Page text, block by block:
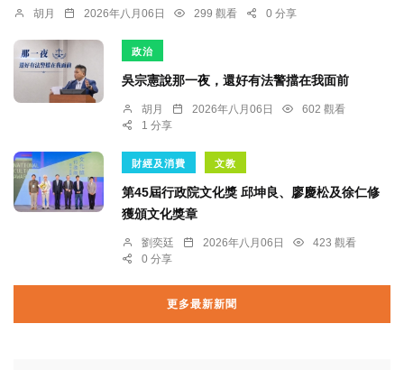
胡月 2026年八月06日 299 觀看 0 分享
政治
吳宗憲說那一夜，還好有法警擋在我面前
胡月 2026年八月06日
602 觀看
1 分享
財經及消費 文教
第45屆行政院文化獎 邱坤良、廖慶松及徐仁修
獲頒文化獎章
劉奕廷 2026年八月06日
423 觀看
0 分享
更多最新新聞